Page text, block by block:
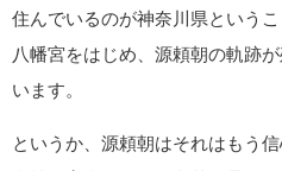
義朝の一行は八瀬大原街道を